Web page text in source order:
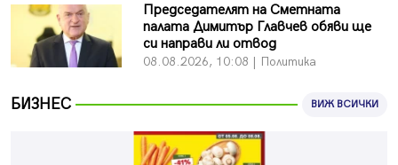
етап
07.08.2026, 14:10
Фолклорен ансамбъл „Кладница“ с голямата награда от
07.08.2026, 13:05
Частично бедствено положение в Перник заради
пропаднал път, обслужващ важен обект
Председателят на Сметната
палата Димитър Главчев обяви ще
си направи ли отвод
08.08.2026, 10:08 | Политика
БИЗНЕС ВИЖ ВСИЧКИ